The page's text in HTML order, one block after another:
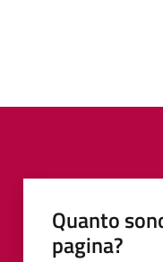
Quanto
pagina?